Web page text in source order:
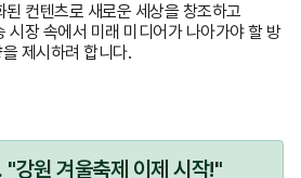
컨텐츠로 새로운 세상을 창조하고
시장 속에서 미래 미디어가 나아가야 할 방
제시하려 합니다.
"강원 겨울축제 이제 시작!"